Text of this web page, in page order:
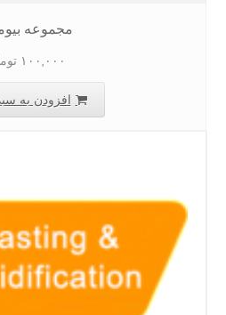
مجموعه بیومواد
۱۰۰,۰۰۰ تومان
افزودن به سبد خرید